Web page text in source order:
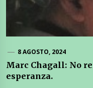
8 AGOSTO, 2024
Marc Chagall: No
esperanza.